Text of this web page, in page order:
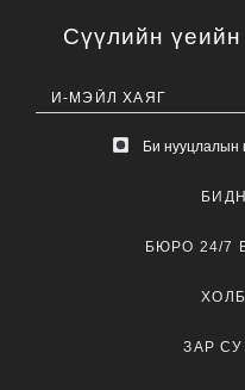
Сүүлийн
Би нууцлалын
БЮРО 24/7
ЗАР